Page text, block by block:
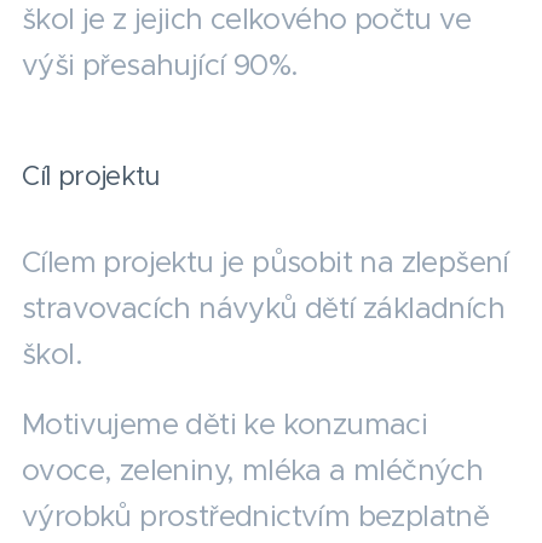
škol je z jejich celkového počtu ve
výši přesahující 90%.
Cíl projektu
Cílem projektu je působit na zlepšení
stravovacích návyků dětí základních
škol.
Motivujeme děti ke konzumaci
ovoce, zeleniny, mléka a mléčných
výrobků prostřednictvím bezplatně